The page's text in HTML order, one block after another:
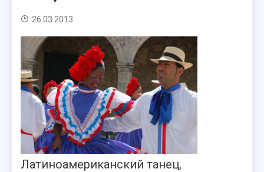
26.03.2013
Латиноамериканский танец,